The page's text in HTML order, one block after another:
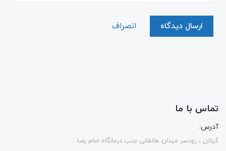
ارسال دیدگاه انصراف
تماس با ما
آدرس:
گیلان ، رودسر میدان طالقانی جنب درمانگاه امام رضا